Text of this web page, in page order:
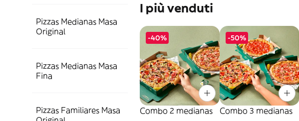
Pizzas Medianas Masa
Original
Pizzas Medianas Masa
Fina
Pizzas Familiares Masa
I più venduti
-40%
Combo 2 medianas
-50%
Combo 3 medianas